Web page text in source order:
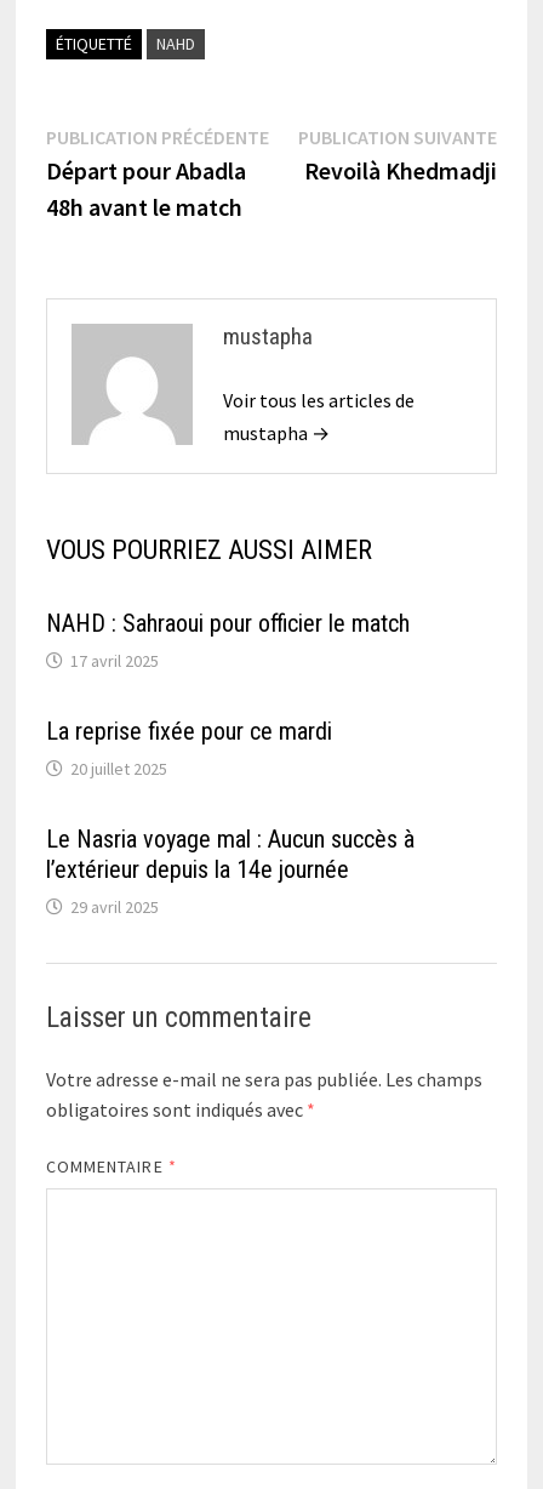
ÉTIQUETTÉ NAHD
Navigation
de
PUBLICATION PRÉCÉDENTEPublication
précédente :
Départ pour Abadla
48h avant le match
PUBLICATION SUIVANTE
Revoilà Khedmadji
mustapha
Voir tous les articles de
mustapha →
VOUS POURRIEZ AUSSI AIMER
NAHD : Sahraoui pour officier le match
17 avril 2025
La reprise fixée pour ce mardi
20 juillet 2025
Le Nasria voyage mal : Aucun succès à
l’extérieur depuis la 14e journée
29 avril 2025
Laisser un commentaire
Votre adresse e-mail ne sera pas publiée. Les champs
obligatoires sont indiqués avec *
COMMENTAIRE *